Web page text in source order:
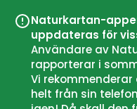
Naturkartan-
uppdateras för
Användare av
rapporterar i
Vi
helt från sin